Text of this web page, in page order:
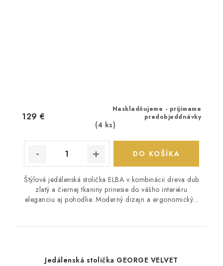
Naskladňujeme - prijímame
predobjeddnávky
(4 ks)
129 €
DO KOŠÍKA
Štýlová jedálenská stolička ELBA v kombinácii dreva dub
zlatý a čiernej tkaniny prinesie do vášho interiéru
eleganciu aj pohodlie. Moderný dizajn a ergonomický...
Jedálenská stolička GEORGE VELVET